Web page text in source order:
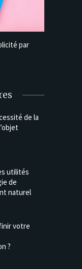
par
de la
utilités
de
naturel
votre
?